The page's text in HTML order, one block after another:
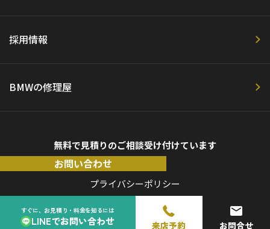
すぐに、お見積り・料金を知るには
LINEでお問い合わせ 来店予約 お問合せ
採用情報
BMWの修理屋
無料で見積りのご相談受け付けています
お問い合わせ
プライバシーポリシー